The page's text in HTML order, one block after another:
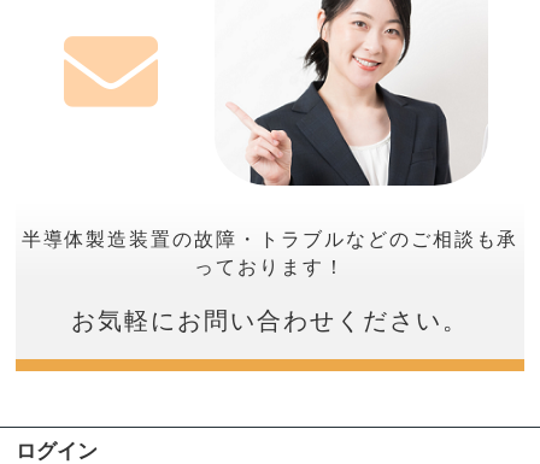
半導体製造装置の故障・トラブルなどのご相談も承
っております！
お気軽にお問い合わせください。
ログイン